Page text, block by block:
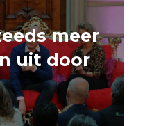
meer
uit door